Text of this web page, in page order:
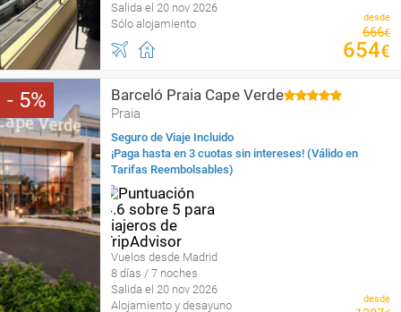
Salida el 20 nov 2026
Sólo alojamiento
desde
666€
654€
5 Barceló Praia Cape Verde
Praia
Seguro de Viaje Incluido
¡Paga hasta en 3 cuotas sin intereses! (Válido en
Tarifas Reembolsables)
Vuelos desde Madrid
8 días / 7 noches
Salida el 20 nov 2026
Alojamiento y desayuno
desde